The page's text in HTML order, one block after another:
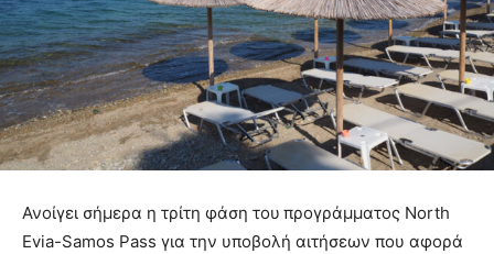
Ανοίγει σήμερα η τρίτη φάση του προγράμματος North
Evia-Samos Pass για την υποβολή αιτήσεων που αφορά